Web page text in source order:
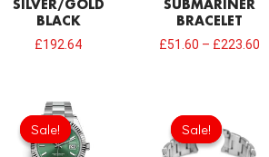
SILVER/GOLD
BLACK
£192.64
SUBMARINER
BRACELET
£51.60 – £223.60
Sale!
Sale!
Original
price
was:
£258.00.
Sale!
Sale!